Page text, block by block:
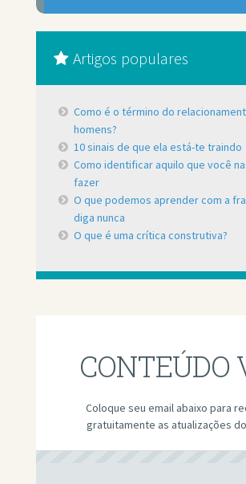
Artigos populares
Como é o término do
homens?
10 sinais de que ela está-te traindo
Como identificar aquilo que você
fazer
O que podemos aprender com a
diga nunca
O que é uma crítica construtiva?
CONTEÚDO
Coloque seu email abaixo para
gratuitamente as atualizações